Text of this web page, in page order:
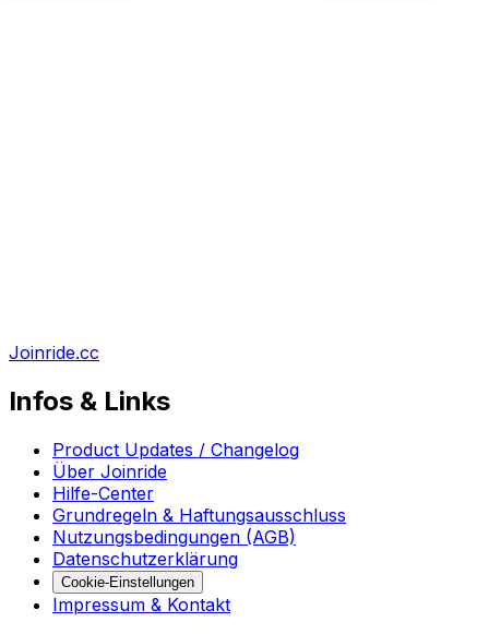
Joinride.cc
Infos & Links
Product Updates / Changelog
Über Joinride
Hilfe-Center
Grundregeln & Haftungsausschluss
Nutzungsbedingungen (AGB)
Datenschutzerklärung
Cookie-Einstellungen
Impressum & Kontakt